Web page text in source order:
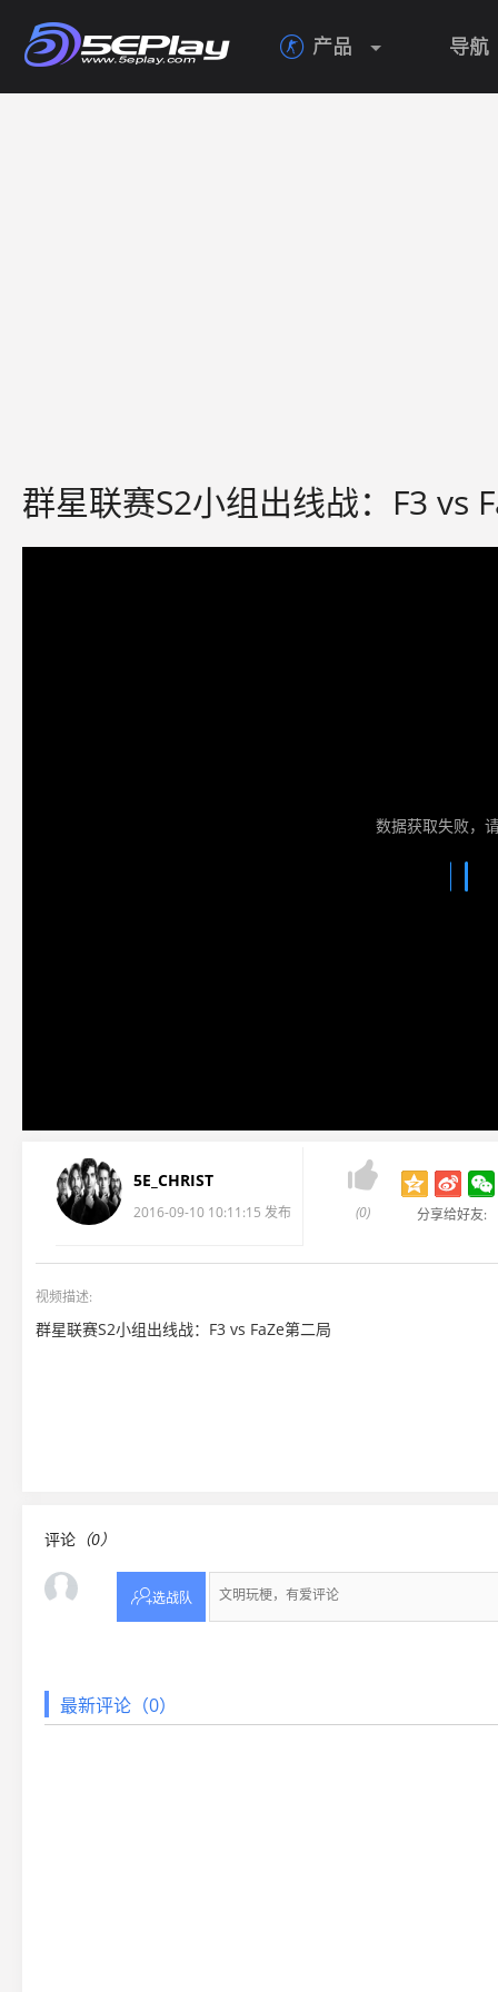
 产品 导航
群星联赛S2小组出线战：F3 vs
数据获取失败，
5E_CHRIST
2016-09-10 10:11:15 发布

(0) 分享给好友:
视频描述:
群星联赛S2小组出线战：F3 vs FaZe第二局
评论 （0）
选战队
最新评论（0）